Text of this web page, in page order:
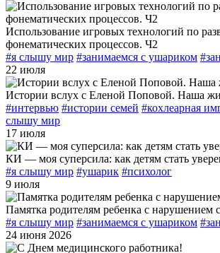
Использование игровых технологий по
фонематических процессов. Ч2
#я слышу мир #занимаемся с ушариком
22 июля
Истории вслух с Еленой Поповой. Наша
#интервью #истории семей #кохлеарная
слышу мир
17 июля
КИ — моя суперсила: как детям стать
#я слышу мир #ушарик #психолог
9 июля
Памятка родителям ребенка с нарушением
#я слышу мир #занимаемся с ушариком
24 июня 2026